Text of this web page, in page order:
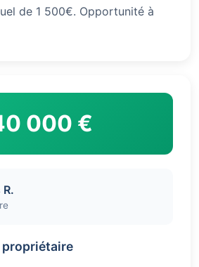
de 1 500€. Opportunité à
000 €